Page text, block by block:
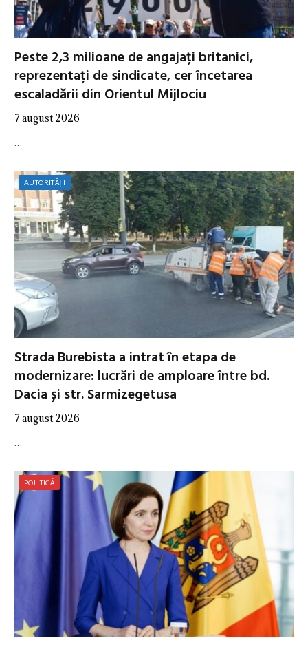
Peste 2,3 milioane de angajați britanici,
reprezentați de sindicate, cer încetarea
escaladării din Orientul Mijlociu
7 august 2026
…
AUTORITĂȚI
Strada Burebista a intrat în etapa de
modernizare: lucrări de amploare între bd.
Dacia și str. Sarmizegetusa
7 august 2026
…
POLITICĂ